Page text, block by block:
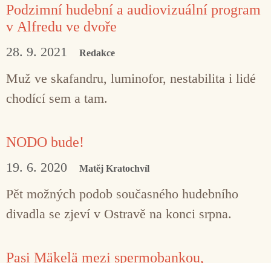
Podzimní hudební a audiovizuální program
v Alfredu ve dvoře
28. 9. 2021 Redakce
Muž ve skafandru, luminofor, nestabilita i lidé
chodící sem a tam.
NODO bude!
19. 6. 2020 Matěj Kratochvíl
Pět možných podob současného hudebního
divadla se zjeví v Ostravě na konci srpna.
Pasi Mäkelä mezi spermobankou,